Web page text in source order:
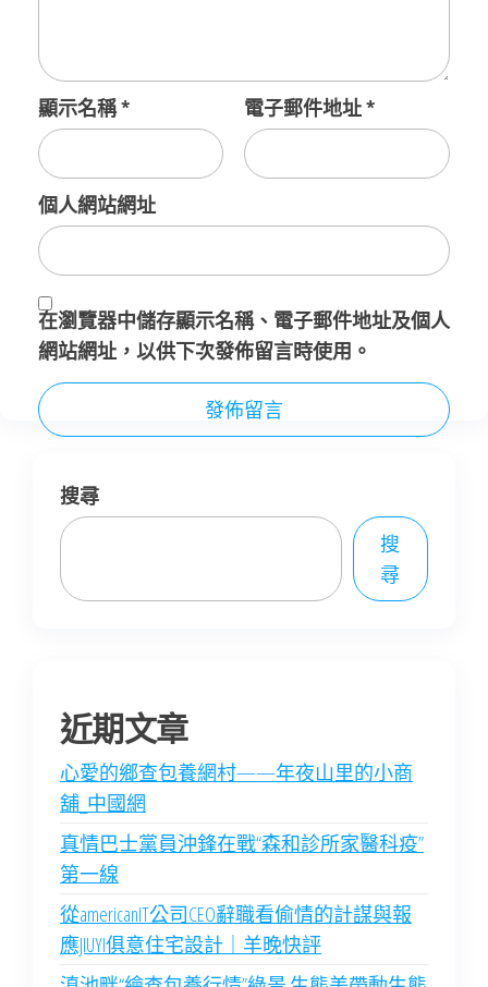
顯示名稱* 電子郵件地址*
個人網站網址
在瀏覽器中儲存顯示名稱、電子郵件地址及個人
網站網址，以供下次發佈留言時使用。
搜尋
搜
尋
近期文章
心愛的鄉查包養網村——年夜山里的小商
舖_中國網
真情巴士黨員沖鋒在戰“森和診所家醫科疫”
第一線
從americanIT公司CEO辭職看偷情的計謀與報
應JIUYI俱意住宅設計｜羊晚快評